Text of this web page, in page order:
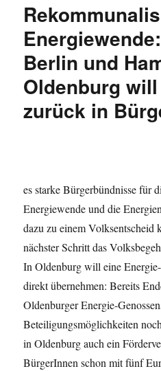
Berlin und
Oldenburg
zurück in
es starke Bürgerbündnisse für
Energiewende und die
dazu zu einem Volksentscheid
nächster Schritt das
In Oldenburg will eine
direkt übernehmen: Bereits
Oldenburger Energie-
Beteiligungsmöglichkeiten
in Oldenburg auch ein
BürgerInnen schon mit fünf